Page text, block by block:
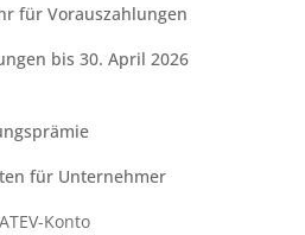
für Vorauszahlungen
bis 30. April 2026
für Unternehmer
Konto